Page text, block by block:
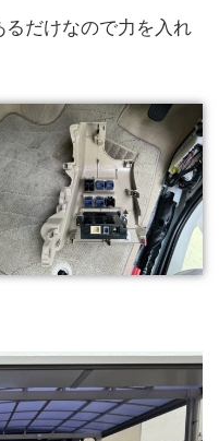
だけなので力を入れ